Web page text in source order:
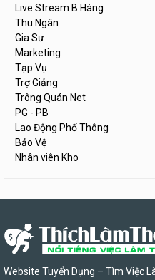
Live Stream B.Hàng
Thu Ngân
Gia Sư
Marketing
Tạp Vụ
Trợ Giảng
Trông Quán Net
PG - PB
Lao Động Phổ Thông
Bảo Vệ
Nhân viên Kho
Website Tuyển Dụng – Tìm Việc